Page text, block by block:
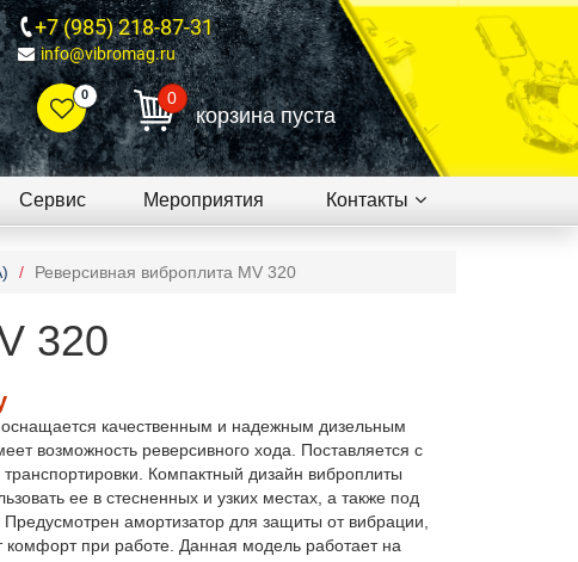
+7 (985) 218-87-31
info@vibromag.ru
0 0
корзина пуста
Сервис Мероприятия Контакты
Реверсивная виброплита MV 320
320
качественным и надежным дизельным
возможность реверсивного хода. Поставляется с
Компактный дизайн виброплиты
ее в стесненных и узких местах, а также под
амортизатор для защиты от вибрации,
комфорт при работе. Данная модель работает на